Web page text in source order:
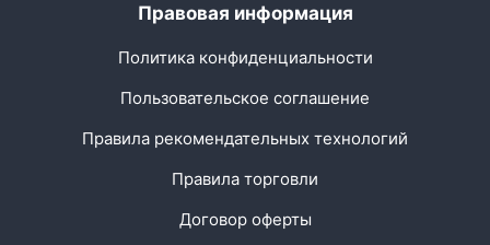
Правовая информация
Политика конфиденциальности
Пользовательское соглашение
Правила рекомендательных технологий
Правила торговли
Договор оферты